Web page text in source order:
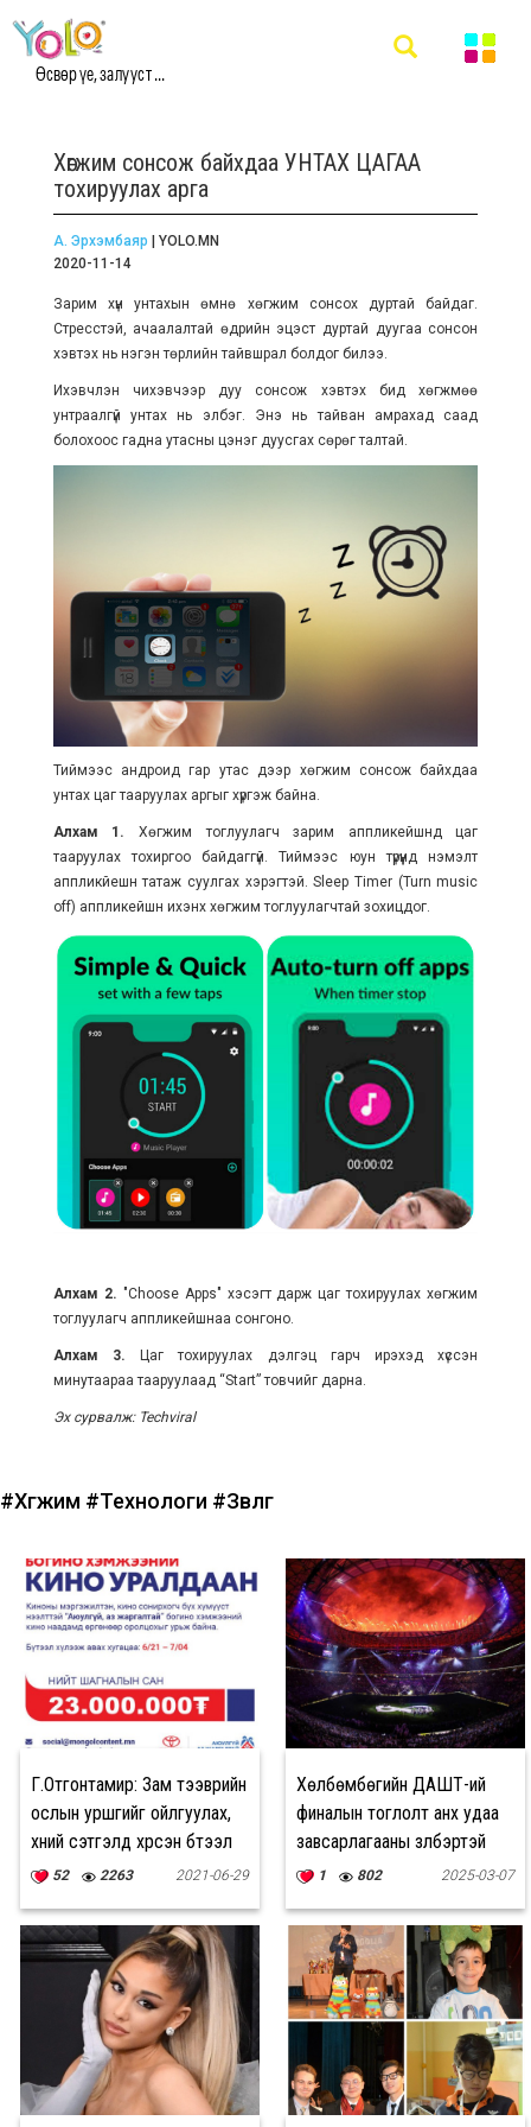
Өсвөр үе, залууст ...
Хөгжим сонсож байхдаа УНТАХ ЦАГАА
тохируулах арга
А. Эрхэмбаяр | YOLO.MN
2020-11-14
Зарим хүн унтахын өмнө хөгжим сонсох дуртай байдаг.
Стресстэй, ачаалалтай өдрийн эцэст дуртай дуугаа сонсон
хэвтэх нь нэгэн төрлийн тайвшрал болдог билээ.
Ихэвчлэн чихэвчээр дуу сонсож хэвтэх бид хөгжмөө
унтраалгүй унтах нь элбэг. Энэ нь тайван амрахад саад
болохоос гадна утасны цэнэг дуусгах сөрөг талтай.
Тиймээс андроид гар утас дээр хөгжим сонсож байхдаа
унтах цаг тааруулах аргыг хүргэж байна.
Алхам 1. Хөгжим тоглуулагч зарим аппликейшнд цаг
тааруулах тохиргоо байдаггүй. Тиймээс юун түрүүнд нэмэлт
аппликйешн татаж суулгах хэрэгтэй. Sleep Timer (Turn music
off) аппликейшн ихэнх хөгжим тоглуулагчтай зохицдог.
Алхам 2. "Choose Apps" хэсэгт дарж цаг тохируулах хөгжим
тоглуулагч аппликейшнаа сонгоно.
Алхам 3. Цаг тохируулах дэлгэц гарч ирэхэд хүссэн
минутаараа тааруулаад “Start” товчийг дарна.
Эх сурвалж: Techviral
#Хөгжим #Технологи #Зөвлөгөө
Г.Отгонтамир: Зам тээврийн
ослын уршгийг ойлгуулах,
хүний сэтгэлд хүрсэн бүтээл
туурвиасай гэж хүсэж байна
52 2263 2021-06-29
Хөлбөмбөгийн ДАШТ-ий
финалын тоглолт анх удаа
завсарлагааны үзүүлбэртэй
болно
1 802 2025-03-07